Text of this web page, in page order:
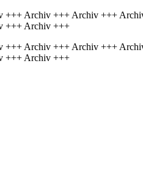
Archiv +++ Archiv +++
+++ Archiv +++
Archiv +++ Archiv +++
+++ Archiv +++